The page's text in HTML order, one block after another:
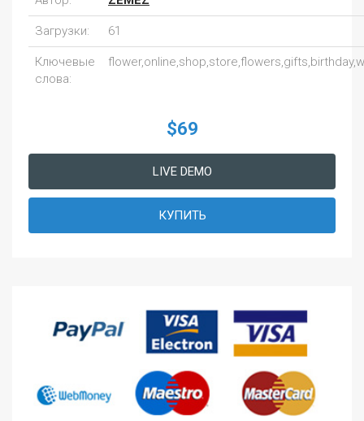
Загрузки: 61
Ключевые
слова:
$69
LIVE DEMO
КУПИТЬ